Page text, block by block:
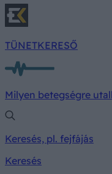
TÜNETKERESŐ
Milyen betegségre
Keresés, pl. fejfájás
Keresés